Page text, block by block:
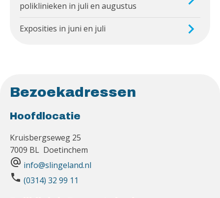
poliklinieken in juli en augustus
Exposities in juni en juli
Bezoekadressen
Hoofdlocatie
Kruisbergseweg 25
7009 BL Doetinchem
alternate_email info@slingeland.nl
phone (0314) 32 99 11